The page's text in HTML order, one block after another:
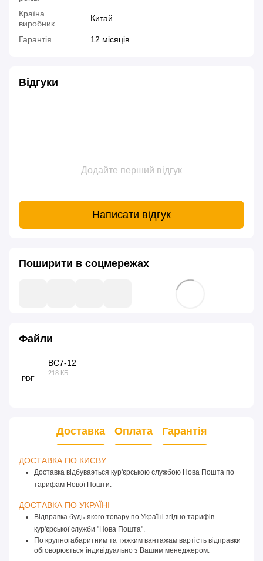
Країна
виробник
Китай
Гарантія 12 місяців
Відгуки
Додайте перший відгук
Написати відгук
Поширити в соцмережах
Файли
PDF
BC7-12
218 КБ
Доставка Оплата Гарантія
ДОСТАВКА ПО КИЄВУ
Доставка відбуваэться кур'єрською службою Нова Пошта по
тарифам Нової Пошти.
ДОСТАВКА ПО УКРАЇНІ
Відправка будь-якого товару по Україні згідно тарифів
кур'єрської служби "Нова Пошта".
По крупногабаритним та тяжким вантажам вартість відправки
обговорюється індивідуально з Вашим менеджером.